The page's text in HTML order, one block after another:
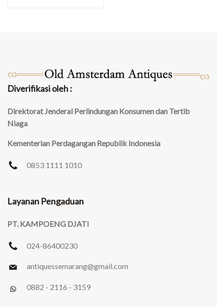
Diverifikasi oleh :
Direktorat Jenderal Perlindungan Konsumen dan Tertib
Niaga
Kementerian Perdagangan Republik Indonesia
0853 1111 1010
Layanan Pengaduan
PT. KAMPOENG DJATI
024-86400230
antiquessemarang@gmail.com
0882 - 2116 - 3159